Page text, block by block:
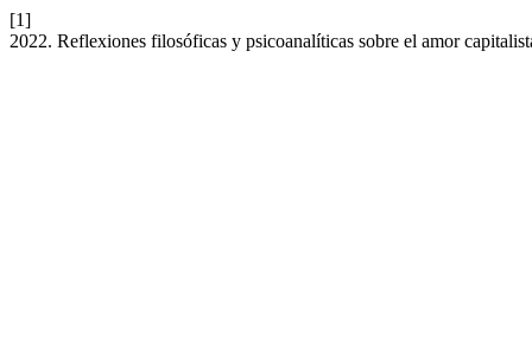
[1]
2022. Reflexiones filosóficas y psicoanalíticas sobre el amor